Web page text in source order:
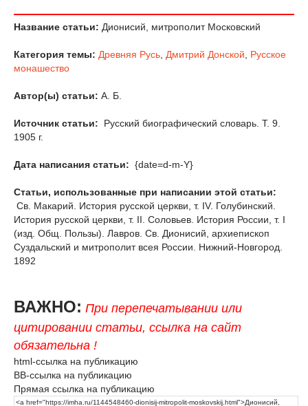
Название статьи: Дионисий, митрополит Московский
Категория темы: Древняя Русь, Дмитрий Донской, Русское
монашество
Автор(ы) статьи: А. Б.
Источник статьи:
Русский биографический словарь. Т. 9.
1905 г.
Дата написания статьи: {date=d-m-Y}
Статьи, использованные при написании этой статьи:
Св. Макарий. История русской церкви, т. IV. Голубинский.
История русской церкви, т. II. Соловьев. История России, т. I
(изд. Общ. Пользы). Лавров. Св. Дионисий, архиепископ
Суздальский и митрополит всея России. Нижний-Новгород.
1892
ВАЖНО: При перепечатывании или
цитировании статьи, ссылка на сайт
обязательна !
html-ссылка на публикацию
BB-ссылка на публикацию
Прямая ссылка на публикацию